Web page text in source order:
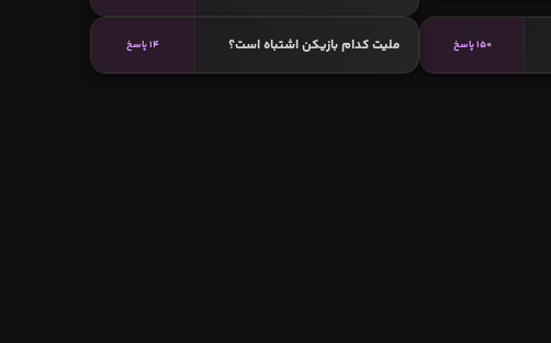
150 پاسخ ملیت کدام بازیکن اشتباه است؟ 14 پاسخ